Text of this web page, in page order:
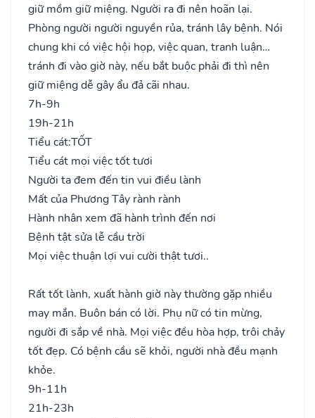
giữ mồm giữ miệng. Người ra đi nên hoãn lại.
Phòng người người nguyền rủa, tránh lây bệnh. Nói
chung khi có việc hội họp, việc quan, tranh luận…
tránh đi vào giờ này, nếu bắt buộc phải đi thì nên
giữ miệng dễ gây ẩu đả cãi nhau.
7h-9h
19h-21h
Tiểu cát:TỐT
Tiểu cát mọi việc tốt tươi
Người ta đem đến tin vui điều lành
Mất của Phương Tây rành rành
Hành nhân xem đã hành trình đến nơi
Bệnh tật sửa lễ cầu trời
Mọi việc thuận lợi vui cười thật tươi..
Rất tốt lành, xuất hành giờ này thường gặp nhiều
may mắn. Buôn bán có lời. Phụ nữ có tin mừng,
người đi sắp về nhà. Mọi việc đều hòa hợp, trôi chảy
tốt đẹp. Có bệnh cầu sẽ khỏi, người nhà đều mạnh
khỏe.
9h-11h
21h-23h